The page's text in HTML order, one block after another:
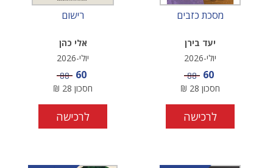
מסכת כזבים
יעד בירן
יולי-2026
מחיר מבצע
60 מחיר
88
חסכון 28
₪
לרכישה
רישום
אלי כהן
יולי-2026
מחיר מבצע
60 מחיר
88
חסכון 28
₪
לרכישה